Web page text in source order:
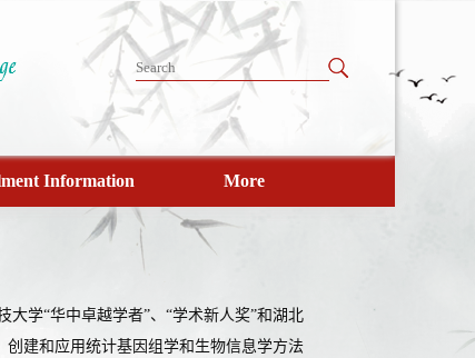
Information More
学“华中卓越学者”、“学术新人奖”和湖北
创建和应用统计基因组学和生物信息学方法